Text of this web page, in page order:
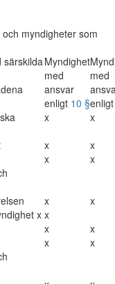
myndigheter som
särskildaMyndighet
med
ansvar
enligt 10 §
med
x
x
x
x
x x
x
x
x x
x
x
x x